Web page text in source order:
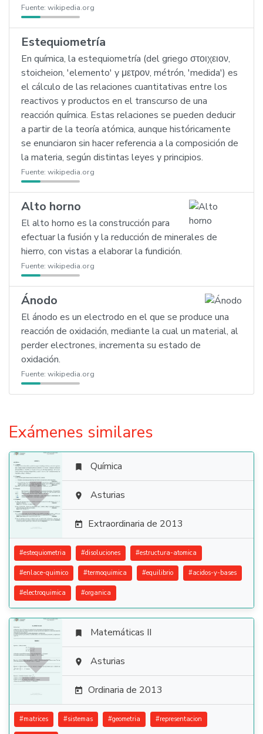
Fuente: wikipedia.org
Estequiometría
En química, la estequiometría (del griego στοιχειον,
stoicheion, 'elemento' y μετρον, métrón, 'medida') es
el cálculo de las relaciones cuantitativas entre los
reactivos y productos en el transcurso de una
reacción química. Estas relaciones se pueden deducir
a partir de la teoría atómica, aunque históricamente
se enunciaron sin hacer referencia a la composición de
la materia, según distintas leyes y principios.
Fuente: wikipedia.org
Alto horno
El alto horno es la construcción para
efectuar la fusión y la reducción de minerales de
hierro, con vistas a elaborar la fundición.
Fuente: wikipedia.org
Ánodo
El ánodo es un electrodo en el que se produce una
reacción de oxidación, mediante la cual un material, al
perder electrones, incrementa su estado de
oxidación.
Fuente: wikipedia.org
Exámenes similares

 Química
 Asturias
 Extraordinaria de 2013
#estequiometria #disoluciones #estructura-atomica
#enlace-quimico #termoquimica #equilibrio #acidos-y-bases
#electroquimica #organica

 Matemáticas II
 Asturias
 Ordinaria de 2013
#matrices #sistemas #geometria #representacion